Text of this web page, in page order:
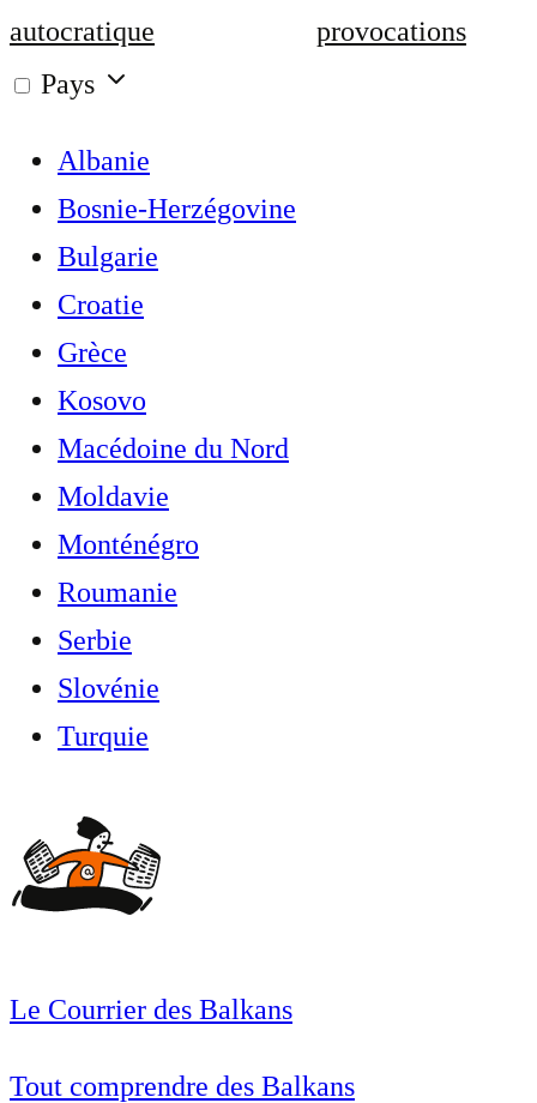
autocratique
provocations
Pays
Albanie
Bosnie-Herzégovine
Bulgarie
Croatie
Grèce
Kosovo
Macédoine du Nord
Moldavie
Monténégro
Roumanie
Serbie
Slovénie
Turquie
Le Courrier des Balkans
Tout comprendre des Balkans